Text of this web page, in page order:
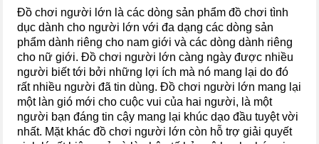
Đồ chơi người lớn là các dòng sản phẩm đồ chơi tình
dục dành cho người lớn với đa dạng các dòng sản
phẩm dành riêng cho nam giới và các dòng dành riêng
cho nữ giới. Đồ chơi người lớn càng ngày được nhiều
người biết tới bởi những lợi ích mà nó mang lại do đó
rất nhiều người đã tin dùng. Đồ chơi người lớn mang lại
một làn gió mới cho cuộc vui của hai người, là một
người bạn đáng tin cậy mang lại khúc dạo đầu tuyệt vời
nhất. Mặt khác đồ chơi người lớn còn hỗ trợ giải quyết